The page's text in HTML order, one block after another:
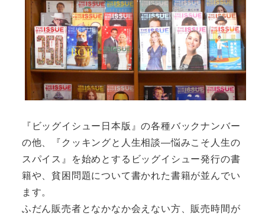
『ビッグイシュー日本版』の各種バックナンバー
の他、『クッキングと人生相談―悩みこそ人生の
スパイス』を始めとするビッグイシュー発行の書
籍や、貧困問題について書かれた書籍が並んでい
ます。
ふだん販売者となかなか会えない方、販売時間が